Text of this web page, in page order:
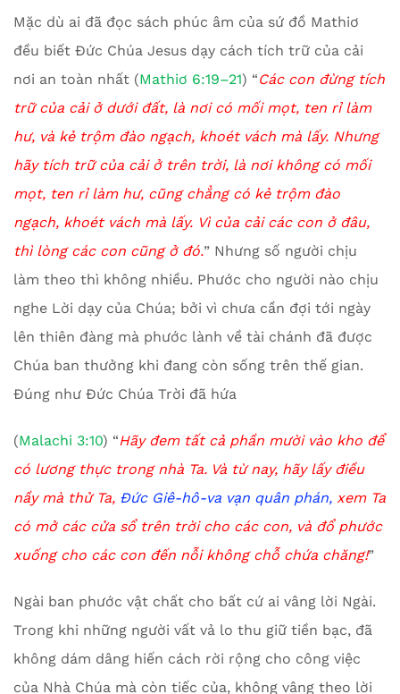
Mặc dù ai đã đọc sách phúc âm của sứ đồ Mathiơ
đều biết Đức Chúa Jesus dạy cách tích trữ của cải
nơi an toàn nhất (Mathiơ 6:19–21) “Các con đừng tích
trữ của cải ở dưới đất, là nơi có mối mọt, ten rỉ làm
hư, và kẻ trộm đào ngạch, khoét vách mà lấy. Nhưng
hãy tích trữ của cải ở trên trời, là nơi không có mối
mọt, ten rỉ làm hư, cũng chẳng có kẻ trộm đào
ngạch, khoét vách mà lấy. Vì của cải các con ở đâu,
thì lòng các con cũng ở đó.” Nhưng số người chịu
làm theo thì không nhiều. Phước cho người nào chịu
nghe Lời dạy của Chúa; bởi vì chưa cần đợi tới ngày
lên thiên đàng mà phước lành về tài chánh đã được
Chúa ban thưởng khi đang còn sống trên thế gian.
Đúng như Đức Chúa Trời đã hứa
(Malachi 3:10) “Hãy đem tất cả phần mười vào kho để
có lương thực trong nhà Ta. Và từ nay, hãy lấy điều
nầy mà thử Ta, Đức Giê-hô-va vạn quân phán, xem Ta
có mở các cửa sổ trên trời cho các con, và đổ phước
xuống cho các con đến nỗi không chỗ chứa chăng!”
Ngài ban phước vật chất cho bất cứ ai vâng lời Ngài.
Trong khi những người vất vả lo thu giữ tiền bạc, đã
không dám dâng hiến cách rời rộng cho công việc
của Nhà Chúa mà còn tiếc của, không vâng theo lời